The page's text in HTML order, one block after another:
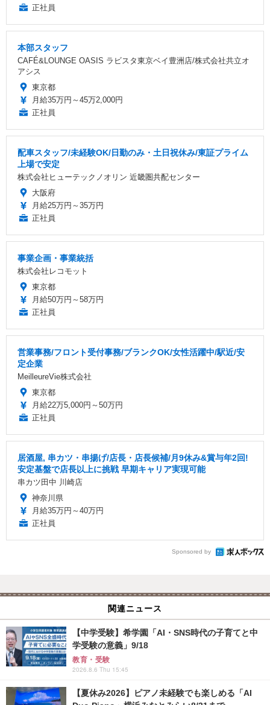
正社員
本部スタッフ
CAFÉ&LOUNGE OASIS ラビスタ東京ベイ豊洲店/株式会社共立オ
アシス
東京都
月給35万円～45万2,000円
正社員
配車スタッフ/未経験OK/日勤のみ・土日祝休み/東証プライム
上場で安定
株式会社ヒューテックノオリン 近畿圏共配センター
大阪府
月給25万円～35万円
正社員
事業企画・事業統括
株式会社レコモット
東京都
月給50万円～58万円
正社員
営業事務/フロント受付事務/ブランクOK/女性活躍中/駅近/安
定企業
MeilleureVie株式会社
東京都
月給22万5,000円～50万円
正社員
居酒屋, 串カツ・串揚げ/店長・店長候補/月9休み&賞与年2回!
安定基盤で店長以上に挑戦 早期キャリア実現可能
串カツ田中 川崎店
神奈川県
月給35万円～40万円
正社員
Sponsored by
関連ニュース
【中学受験】希学園「AI・SNS時代の子育てと中
学受験の意義」9/18
教育・受験
2026.8.6 Thu 15:45
【夏休み2026】ピアノ未経験でも楽しめる「AI